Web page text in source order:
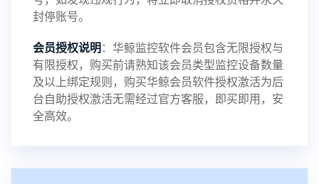
2023-01-12 V3.3
封停账号。
会员授权说明 ：华鲸监控软件会员包含无限授权与
有限授权，购买前请熟知该会员类型监控设备数量
及以上绑定规则，购买华鲸会员软件授权激活为后
台自助授权激活无需经过官方客服，即买即用，安
全高效。